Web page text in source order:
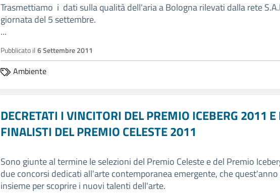
Trasmettiamo i dati sulla qualità dell'aria a Bologna rilevati dalla rete
giornata del 5 settembre.
...
Pubblicato il 6 Settembre 2011
Ambiente
DECRETATI I VINCITORI DEL PREMIO ICEBERG 2011 E
FINALISTI DEL PREMIO CELESTE 2011
Sono giunte al termine le selezioni del Premio Celeste e del Premio
due concorsi dedicati all'arte contemporanea emergente, che
insieme per scoprire i nuovi talenti dell'arte.